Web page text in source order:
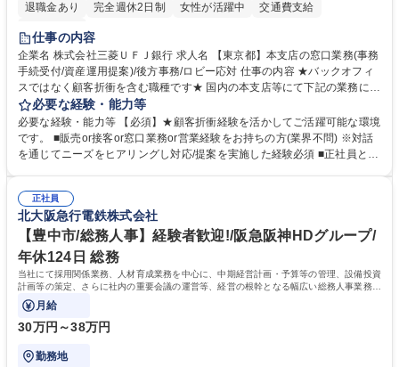
退職金あり
完全週休2日制 女性が活躍中
交通費支給
土日祝休み
仕事の内容
企業名 株式会社三菱ＵＦＪ銀行 求人名 【東京都】本支店の窓口業務(事務
手続受付/資産運用提案)/後方事務/ロビー応対 仕事の内容 ★バックオフィ
スではなく顧客折衝を含む職種です★ 国内の本支店等にて下記の業務に従
事していただきます。 ■窓口/後方/ロビーにて事務手続等の受付・オペレ
ーション、お客様対応 ■窓口にて、ご来店された個人のお客様に対して金
融商品のご提案 ■効率的な事務運用の検討・構築等 ≪業務紹介：ご応募前
に必ずご覧ください≫ ※記事 https://www.mysite.bk.mufg.jp/career/circle/
必要な経験・能力等
必要な経験・能力等 【必須】★顧客折衝経験を活かしてご活躍可能な環境
です。 ■販売or接客or窓口業務or営業経験をお持ちの方(業界不問) ※対話
を通じてニーズをヒアリングし対応/提案を実施した経験必須 ■正社員とし
るので安心して入行いただけます。 幅広いキャリアの選択肢があり、公募
や社内副業等を活用し、 一人ひとりが挑戦できるカルチャーが浸透してい
ます。 学歴・資格 学歴：大学院 大学 高専 短大 専修学校 高校 語学力：
資格：
正社員
北大阪急行電鉄株式会社
【豊中市/総務人事】経験者歓迎!/阪急阪神HDグループ/
年休124日 総務
当社にて採用関係業務、人材育成業務を中心に、中期経営計画・予算等の管理、設備投資
計画等の策定、さらに社内の重要会議の運営等、経営の根幹となる幅広い総務人事業務全
般を担当していただきます。
月給
30万円～38万円
勤務地